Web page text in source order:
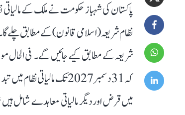
پاکستان کی شہباز حکومت نے ملک کے
شریعہ کے مطابق کیے جائیں گے۔ فی الحال
میں قرض اور دیگر مالیاتی معاہدے شامل